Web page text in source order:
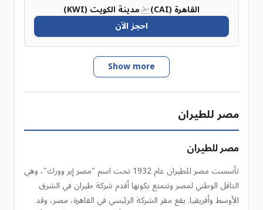
القاهرة (CAI)
مدينة الكويت (KWI)
احجز الآن
Show more
مصر للطيران
مصر للطيران
تأسست مصر للطيران عام 1932 تحت اسم "مصر إير وورك"، وهي
الناقل الوطني لمصر وتتمتع بكونها أقدم شركة طيران في الشرق
الأوسط وأفريقيا. يقع مقر الشركة الرئيسي في القاهرة، مصر، وقد